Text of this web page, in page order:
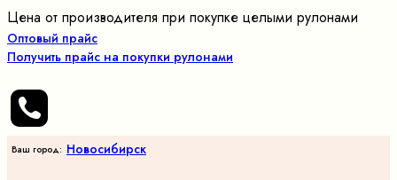
Цена от производителя при покупке целыми рулонами
Оптовый прайс
Получить прайс на покупки рулонами
Ваш город: Новосибирск